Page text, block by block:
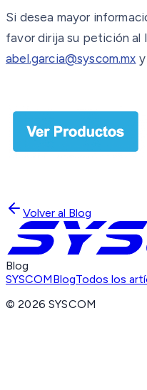
Si desea mayor
favor dirija su petición al
abel.garcia@syscom.mx
Volver al Blog
Blog
SYSCOMBlogTodos los
©2026 SYSCOM